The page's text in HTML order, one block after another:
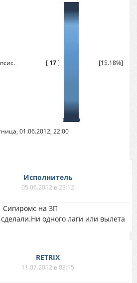
[ 17] [15.18%]
01.06.2012, 22:00
Исполнитель
05.06.2012 в 23:12
Сигиромс на ЗП
одного лаги или вылета
RETRIX
11.07.2012 в 03:15